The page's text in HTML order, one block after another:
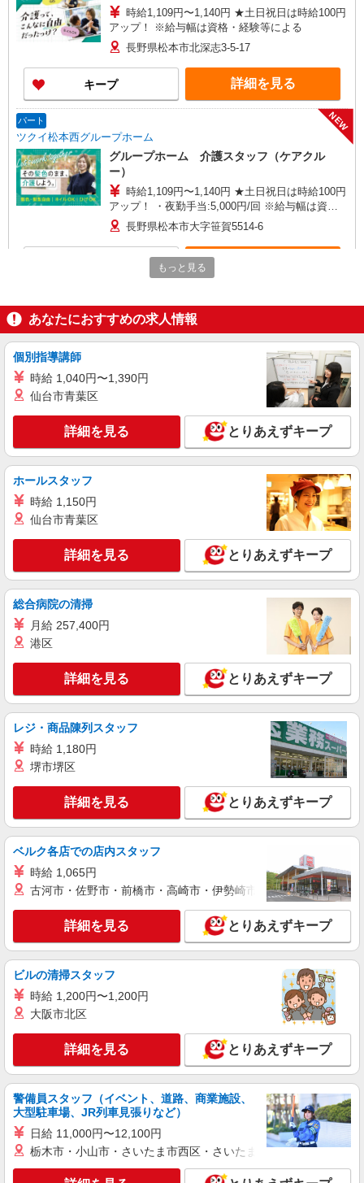
時給1,109円〜1,140円 ★土日祝日は時給100円
アップ！ ※給与幅は資格・経験等による
長野県松本市北深志3-5-17
キープ 詳細を見る
パート
ツクイ松本西グループホーム
NEW
グループホーム 介護スタッフ（ケアクル
ー）
時給1,109円〜1,140円 ★土日祝日は時給100円
アップ！ ・夜勤手当:5,000円/回 ※給与幅は資
格・経験等による
長野県松本市大字笹賀5514-6
株式会社kotrio /●MT-H-2011969
≪松本市≫夜勤なし！未経験・ブランクOKの
時給1500円〜2125円 ＜日払い有/週払い有/交
通費全支給(ガソリン代含む)＞
キープ 詳細を見る
派遣社員
株式会社kotrio /●MT-H-2009206
向かう先は、笑顔の待つ場所！デイサービスの
時給1500円〜2125円 ＜日払い有/週払い有/交
通費全支給(ガソリン代含む)＞
松本市内
キープ 詳細を見る
（株）ウィルオブ・ワークCW 松本支店/ms200201
ケアスタッフ
時給1300円 ◆前払い・日払い・週払いOK
長野県松本市松本駅周辺
詳細を見る
パート 派遣社員
日研トータルソーシング株式会社 メディカルケア事業部/松本オフィ
ス
未経験・無資格OKの介護スタッフ
時給1,250円〜1,500円 ★週払いOK（規定あ
り） ※給与幅は経験・能力による
長野県松本市 【最寄駅】三溝駅 ★勤務地は
3000ヶ所以上★ 自宅から通いやすいエリアなど、
お好きな勤務地をお選び下さい！！
キープ 詳細を見る
派遣社員
（株）ウィルオブ・ワークCW 松本支店/ms200201
夜勤専従
時給1400円 ◆前払い・日払い・週払いOK
長野県松本市松本駅周辺
キープ 詳細を見る
アルバイト パート 派遣社員 紹介予定派遣
日研トータルソーシング株式会社 メディカルケア事業部/松本オフィ
もっと見る
あなたにおすすめの求人情報
個別指導講師
時給 1,040円〜1,390円
仙台市青葉区
詳細を見る とりあえずキープ
ホールスタッフ
時給 1,150円
仙台市青葉区
詳細を見る とりあえずキープ
総合病院の清掃
月給 257,400円
港区
詳細を見る とりあえずキープ
レジ・商品陳列スタッフ
時給 1,180円
堺市堺区
詳細を見る とりあえずキープ
ベルク各店での店内スタッフ
時給 1,065円
古河市・佐野市・前橋市・高崎市・伊勢崎市・太田市・館林市
詳細を見る とりあえずキープ
ビルの清掃スタッフ
時給 1,200円〜1,200円
大阪市北区
詳細を見る とりあえずキープ
警備員スタッフ（イベント、道路、商業施設、
大型駐車場、JR列車見張りなど）
日給 11,000円〜12,100円
栃木市・小山市・さいたま市西区・さいたま市岩槻区・久喜市・